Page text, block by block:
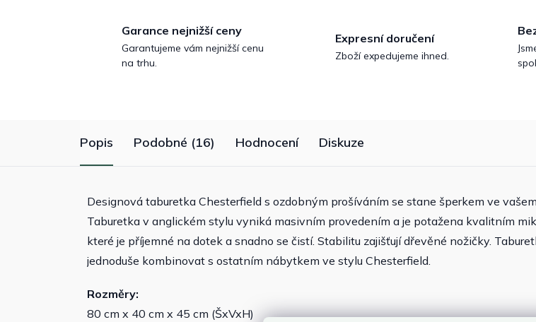
Garance nejnižší ceny
Garantujeme vám nejnižší cenu
na trhu.
Expresní doručení
Zboží expedujeme ihned.
Popis Podobné (16) Hodnocení Diskuze
Designová taburetka Chesterfield s ozdobným prošíváním se stane šperkem ve
Taburetka v anglickém stylu vyniká masivním provedením a je potažena kvalitním
které je příjemné na dotek a snadno se čistí. Stabilitu zajišťují dřevěné nožičky.
jednoduše kombinovat s ostatním nábytkem ve stylu Chesterfield.
Rozměry:
80 cm x 40 cm x 45 cm (ŠxVxH)